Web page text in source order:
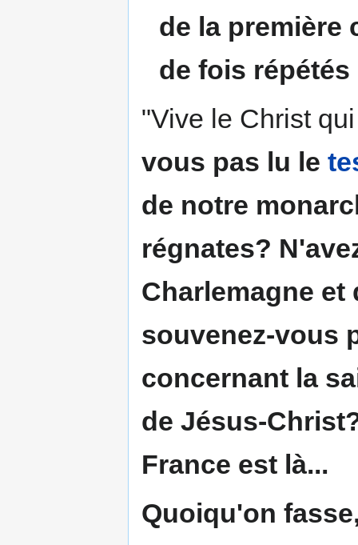
de la première
de fois
"Vive le Christ
vous pas lu le
de notre
régnates?
Charlemagne et
souvenez-vous
concernant la
de Jésus-
France est là...
Quoiqu'on